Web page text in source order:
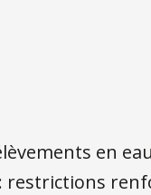
en
restrictions